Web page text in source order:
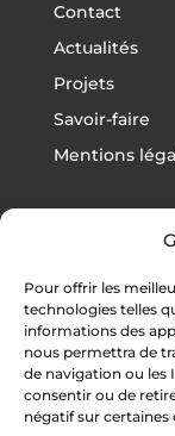
Pour offrir les
technologies telles
informations des
nous permettra de
de navigation ou les
consentir ou de
négatif sur
Contact
Actualités
Projets
Savoir-faire
Mentions
Football
Rugby
Athlétisme
Autres sports